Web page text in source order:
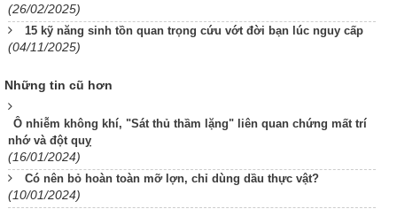
(26/02/2025)
15 kỹ năng sinh tồn quan trọng cứu vớt đời bạn lúc nguy cấp
(04/11/2025)
Những tin cũ hơn
Ô nhiễm không khí, "Sát thủ thầm lặng" liên quan chứng mất trí
nhớ và đột quỵ
(16/01/2024)
Có nên bỏ hoàn toàn mỡ lợn, chỉ dùng dầu thực vật?
(10/01/2024)